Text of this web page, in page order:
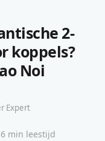
2-
koppels?
Noi
Expert
6 min leestijd